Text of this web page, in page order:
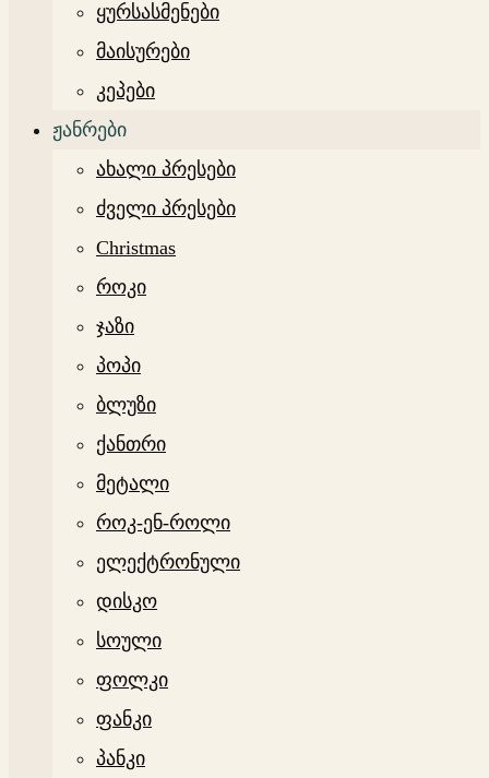
ყურსასმენები
მაისურები
კეპები
ჟანრები
ახალი პრესები
ძველი პრესები
Christmas
როკი
ჯაზი
პოპი
ბლუზი
ქანთრი
მეტალი
როკ-ენ-როლი
ელექტრონული
დისკო
სოული
ფოლკი
ფანკი
პანკი